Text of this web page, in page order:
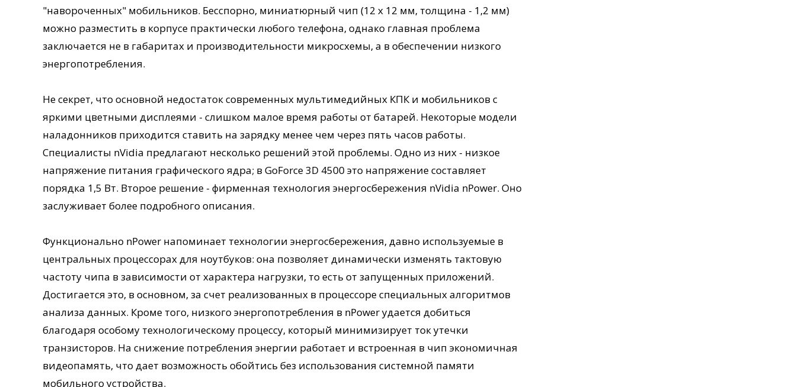
"навороченных" мобильников. Бесспорно, миниатюрный чип (12 х 12 мм, толщина - 1,2 мм)
можно разместить в корпусе практически любого телефона, однако главная проблема
заключается не в габаритах и производительности микросхемы, а в обеспечении низкого
энергопотребления.
Не секрет, что основной недостаток современных мультимедийных КПК и мобильников с
яркими цветными дисплеями - слишком малое время работы от батарей. Некоторые модели
наладонников приходится ставить на зарядку менее чем через пять часов работы.
Специалисты nVidia предлагают несколько решений этой проблемы. Одно из них - низкое
напряжение питания графического ядра; в GoForce 3D 4500 это напряжение составляет
порядка 1,5 Вт. Второе решение - фирменная технология энергосбережения nVidia nPower. Оно
заслуживает более подробного описания.
Функционально nPower напоминает технологии энергосбережения, давно используемые в
центральных процессорах для ноутбуков: она позволяет динамически изменять тактовую
частоту чипа в зависимости от характера нагрузки, то есть от запущенных приложений.
Достигается это, в основном, за счет реализованных в процессоре специальных алгоритмов
анализа данных. Кроме того, низкого энергопотребления в nPower удается добиться
благодаря особому технологическому процессу, который минимизирует ток утечки
транзисторов. На снижение потребления энергии работает и встроенная в чип экономичная
видеопамять, что дает возможность обойтись без использования системной памяти
мобильного устройства.